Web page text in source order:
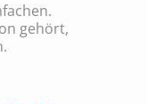
gehört,